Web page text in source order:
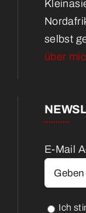
selbst
über
E-Mail
Ich